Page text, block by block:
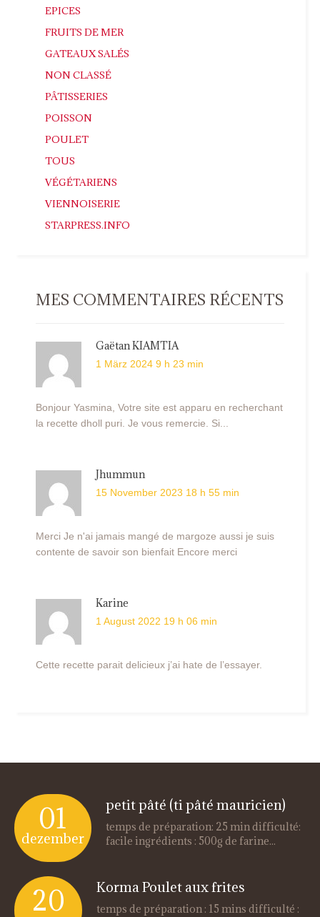
EPICES
FRUITS DE MER
GATEAUX SALÉS
NON CLASSÉ
PÂTISSERIES
POISSON
POULET
TOUS
VÉGÉTARIENS
VIENNOISERIE
STARPRESS.INFO
MES COMMENTAIRES RÉCENTS
Gaëtan KIAMTIA
1 März 2024 9 h 23 min
Bonjour Yasmina, Votre site est apparu en recherchant
la recette dholl puri. Je vous remercie. Si...
Jhummun
15 November 2023 18 h 55 min
Merci Je n'ai jamais mangé de margoze aussi je suis
contente de savoir son bienfait Encore merci
Karine
1 August 2022 19 h 06 min
Cette recette parait delicieux j’ai hate de l’essayer.
01
dezember
petit pâté (ti pâté mauricien)
temps de préparation: 25 min difficulté:
facile ingrédients : 500g de farine...
20 Korma Poulet aux frites
temps de préparation : 15 mins difficulté :